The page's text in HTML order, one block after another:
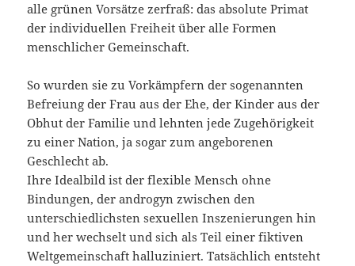
alle grünen Vorsätze zerfraß: das absolute Primat
der individuellen Freiheit über alle Formen
menschlicher Gemeinschaft.
So wurden sie zu Vorkämpfern der sogenannten
Befreiung der Frau aus der Ehe, der Kinder aus der
Obhut der Familie und lehnten jede Zugehörigkeit
zu einer Nation, ja sogar zum angeborenen
Geschlecht ab.
Ihre Idealbild ist der flexible Mensch ohne
Bindungen, der androgyn zwischen den
unterschiedlichsten sexuellen Inszenierungen hin
und her wechselt und sich als Teil einer fiktiven
Weltgemeinschaft halluziniert. Tatsächlich entsteht